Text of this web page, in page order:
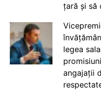
țară și să
legea
angajații